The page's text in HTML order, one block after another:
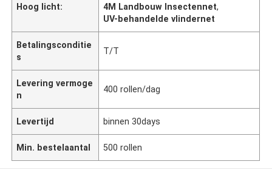
Hoog licht:
4M Landbouw Insectennet,
UV-behandelde vlindernet
Betalingsconditie
s
T/T
Levering vermoge
n
400 rollen/dag
Levertijd binnen 30days
Min. bestelaantal 500 rollen